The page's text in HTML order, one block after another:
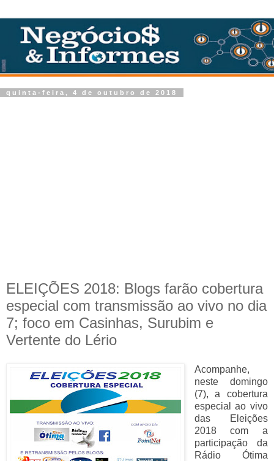
quinta-feira, 4 de outubro de 2018
ELEIÇÕES 2018: Blogs farão cobertura
especial com transmissão ao vivo no dia
7; foco em Casinhas, Surubim e
Vertente do Lério
Acompanhe,
neste domingo
(7), a cobertura
especial ao vivo
das Eleições
2018 com a
participação da
Rádio Ótima